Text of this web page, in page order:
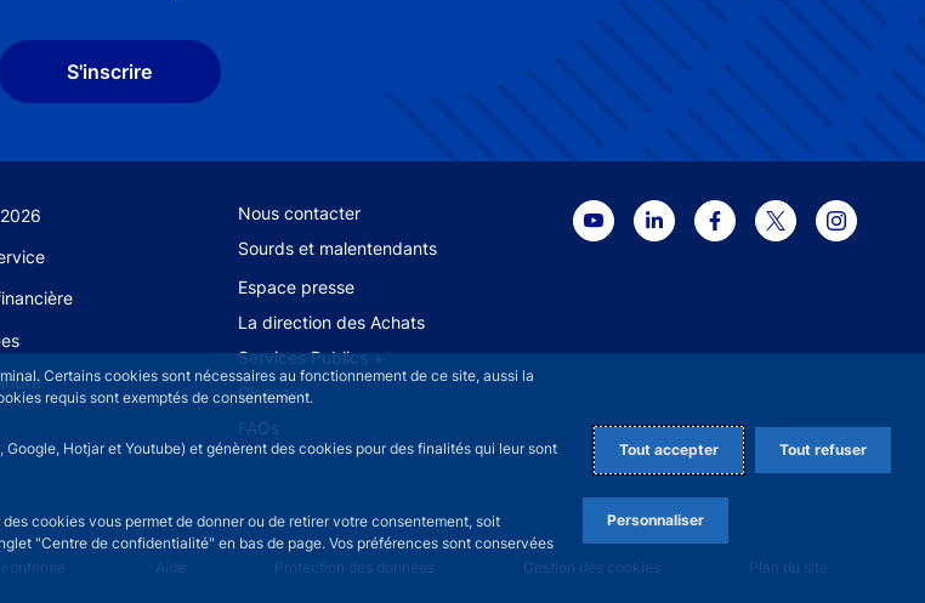
Certains cookies sont nécessaires au fonctionnement de ce site, aussi la
requis sont exemptés de consentement.
Hotjar et Youtube) et génèrent des cookies pour des finalités qui leur sont
cookies vous permet de donner ou de retirer votre consentement, soit
"Centre de confidentialité" en bas de page. Vos préférences sont conservées
Tout accepter Tout refuser
Personnaliser
S'inscrire
Footer secondary menu
Nous contacter
Sourds et malentendants
Espace presse
La direction des Achats
Services Publics +
Glossaire
FAQs
Aide Protection des données Gestion des cookies Plan du site